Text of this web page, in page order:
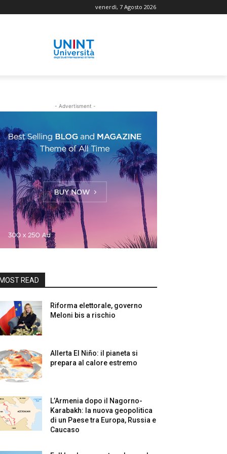
venerdì, 7 Agosto 2026
- Advertisment -
READ
Riforma elettorale, governo
Meloni bis a rischio
Allerta El Niño: il pianeta si
prepara al calore estremo
L’Armenia dopo il Nagorno-
Karabakh: la nuova geopolitica
di un Paese tra Europa, Russia e
Caucaso